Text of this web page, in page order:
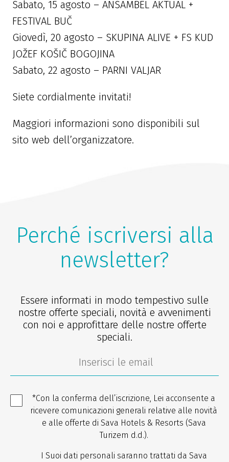
Sabato, 15 agosto – ANSAMBEL AKTUAL +
FESTIVAL BUČ
Giovedì, 20 agosto – SKUPINA ALIVE + FS KUD
JOŽEF KOŠIČ BOGOJINA
Sabato, 22 agosto – PARNI VALJAR
Siete cordialmente invitati!
Maggiori informazioni sono disponibili sul
sito web dell’organizzatore.
Perché iscriversi alla
newsletter?
Essere informati in modo tempestivo sulle
nostre offerte speciali, novità e avvenimenti
con noi e approfittare delle nostre offerte
speciali.
*Con la conferma dell’iscrizione, Lei acconsente a
ricevere comunicazioni generali relative alle novità
e alle offerte di Sava Hotels & Resorts (Sava
Turizem d.d.).
I Suoi dati personali saranno trattati da Sava